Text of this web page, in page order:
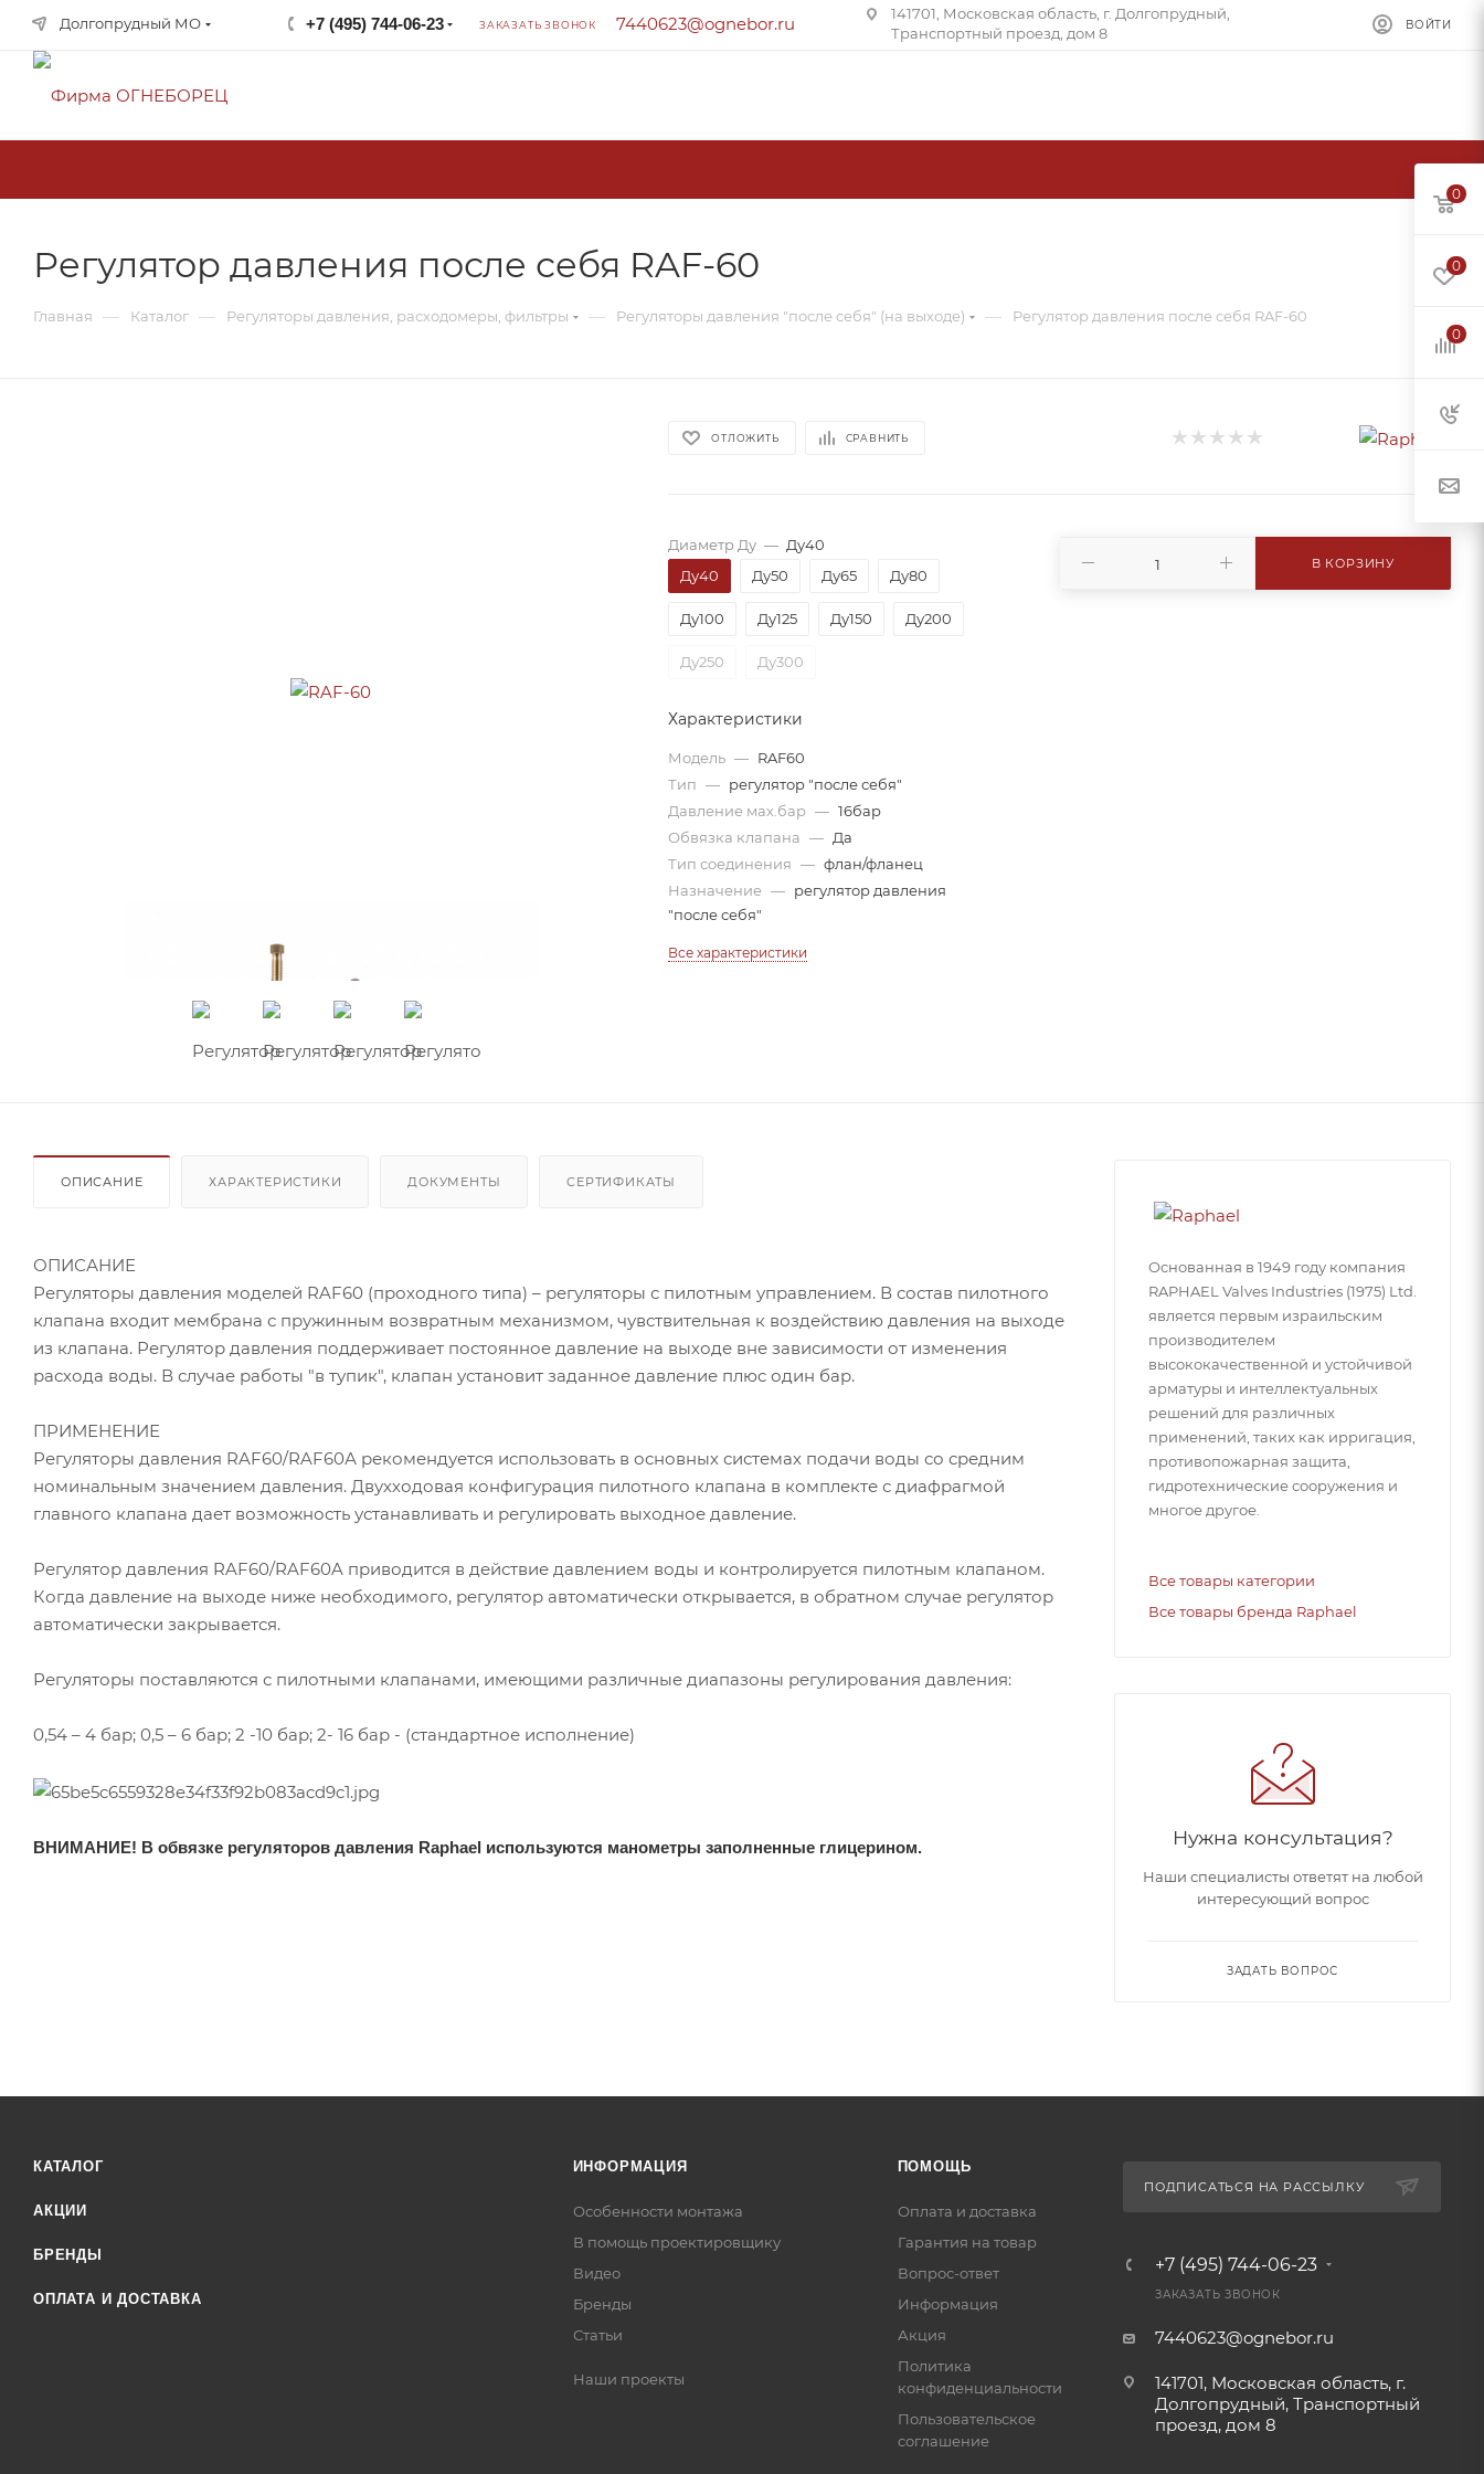
Долгопрудный МО +7 (495) 744-06-23 ЗАКАЗАТЬ ЗВОНОК 7440623@ognebor.ru
141701, Московская область, г. Долгопрудный,
Транспортный проезд, дом 8
ВОЙТИ
Регулятор давления после себя RAF-60
Главная — Каталог — Регуляторы давления, расходомеры, фильтры — Регуляторы давления "после себя" (на выходе) — Регулятор давления после себя RAF-60
ОТЛОЖИТЬ СРАВНИТЬ
Диаметр Ду — Ду40
Ду40
Ду50 Ду65 Ду80
Ду100 Ду125 Ду150 Ду200
Ду250 Ду300
Характеристики
Модель — RAF60
Тип — регулятор "после себя"
Давление мах.бар — 16бар
Обвязка клапана — Да
Тип соединения — флан/фланец
Назначение — регулятор давления
"после себя"
Все характеристики
В КОРЗИНУ
ОПИСАНИЕ ХАРАКТЕРИСТИКИ ДОКУМЕНТЫ СЕРТИФИКАТЫ
ОПИСАНИЕ
Регуляторы давления моделей RAF60 (проходного типа) – регуляторы с пилотным управлением. В состав пилотного
клапана входит мембрана с пружинным возвратным механизмом, чувствительная к воздействию давления на выходе
из клапана. Регулятор давления поддерживает постоянное давление на выходе вне зависимости от изменения
расхода воды. В случае работы "в тупик", клапан установит заданное давление плюс один бар.
ПРИМЕНЕНИЕ
Регуляторы давления RAF60/RAF60А рекомендуется использовать в основных системах подачи воды со средним
номинальным значением давления. Двухходовая конфигурация пилотного клапана в комплекте с диафрагмой
главного клапана дает возможность устанавливать и регулировать выходное давление.
Регулятор давления RAF60/RAF60A приводится в действие давлением воды и контролируется пилотным клапаном.
Когда давление на выходе ниже необходимого, регулятор автоматически открывается, в обратном случае регулятор
автоматически закрывается.
Регуляторы поставляются с пилотными клапанами, имеющими различные диапазоны регулирования давления:
0,54 – 4 бар; 0,5 – 6 бар; 2 -10 бар; 2- 16 бар - (стандартное исполнение)
ВНИМАНИЕ! В обвязке регуляторов давления Raphael используются манометры заполненные глицерином.
Основанная в 1949 году компания
RAPHAEL Valves Industries (1975) Ltd.
является первым израильским
производителем
высококачественной и устойчивой
арматуры и интеллектуальных
решений для различных
применений, таких как ирригация,
противопожарная защита,
гидротехнические сооружения и
многое другое.
Все товары категории
Все товары бренда Raphael
Нужна консультация?
Наши специалисты ответят на любой
интересующий вопрос
ЗАДАТЬ ВОПРОС
КАТАЛОГ
АКЦИИ
БРЕНДЫ
ОПЛАТА И ДОСТАВКА
ИНФОРМАЦИЯ
Особенности монтажа
В помощь проектировщику
Видео
Бренды
Статьи
Наши проекты
ПОМОЩЬ
Оплата и доставка
Гарантия на товар
Вопрос-ответ
Информация
Акция
Политика
конфиденциальности
Пользовательское
соглашение
ПОДПИСАТЬСЯ НА РАССЫЛКУ
+7 (495) 744-06-23
ЗАКАЗАТЬ ЗВОНОК
7440623@ognebor.ru
141701, Московская область, г.
Долгопрудный, Транспортный
проезд, дом 8
0
0
0